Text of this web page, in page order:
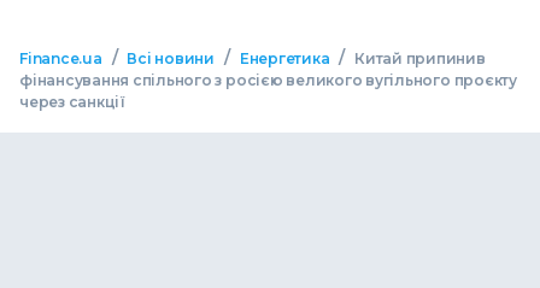
Finance.ua / Всі новини / Енергетика / Китай припинив
фінансування спільного з росією великого вугільного проєкту
через санкції